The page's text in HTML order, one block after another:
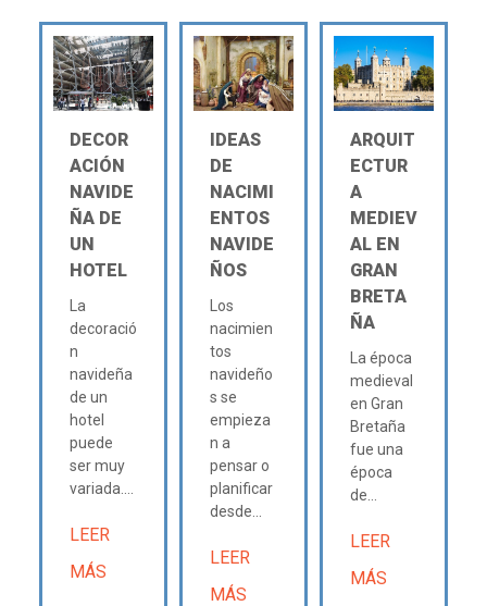
DECOR
ACIÓN
NAVIDE
ÑA DE
UN
HOTEL
La
decoració
n
navideña
de un
hotel
puede
ser muy
variada....
LEER
MÁS
IDEAS
DE
NACIMI
ENTOS
NAVIDE
ÑOS
Los
nacimien
tos
navideño
s se
empieza
n a
pensar o
planificar
desde...
LEER
MÁS
ARQUIT
ECTUR
A
MEDIEV
AL EN
GRAN
BRETA
ÑA
La época
medieval
en Gran
Bretaña
fue una
época
de...
LEER
MÁS